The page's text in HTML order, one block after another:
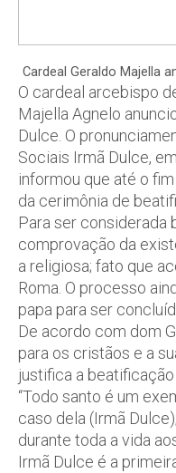
Cardeal Geraldo Majella
O cardeal arcebispo
Majella Agnelo
Dulce. O
Sociais Irmã Dulce,
informou que até o
da cerimônia de
Para ser considerada
comprovação da
a religiosa; fato que
Roma. O processo
papa para ser
De acordo com dom
para os cristãos e a
justifica a
“Todo santo é um
caso dela (Irmã
durante toda a vida
Irmã Dulce é a